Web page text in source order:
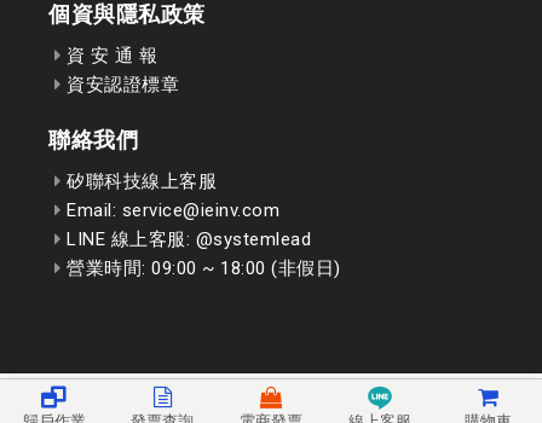
個資與隱私政策
資 安 通 報
資安認證標章
聯絡我們
矽聯科技線上客服
Email: service@ieinv.com
LINE 線上客服: @systemlead
營業時間: 09:00 ~ 18:00 (非假日)